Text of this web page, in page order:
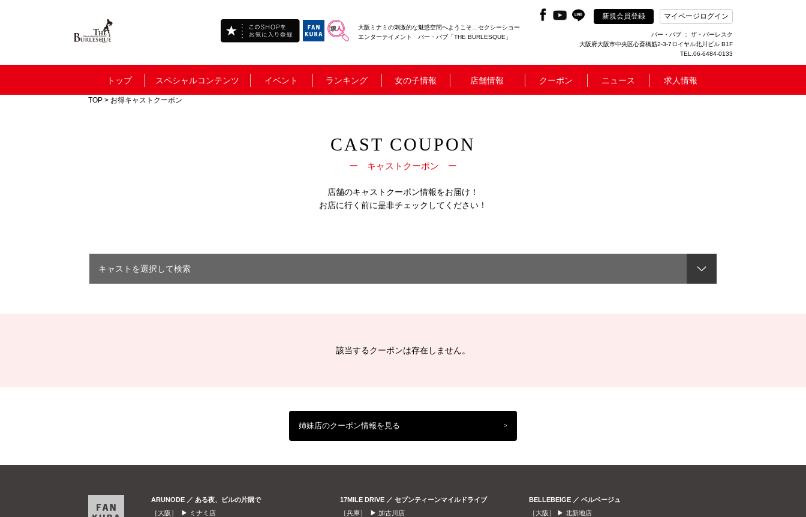
大阪ミナミの刺激的な魅惑空間へようこそ…セクシーショー
エンターテイメント バー・パブ「THE BURLESQUE」
新規会員登録 マイページログイン
バー・パブ ： ザ・バーレスク
大阪府大阪市中央区心斎橋筋2-3-7ロイヤル北川ビル B1F
TEL.06-6484-0133
トップ スペシャルコンテンツ イベント ランキング 女の子情報 店舗情報 クーポン ニュース 求人情報
TOP > お得キャストクーポン
CAST COUPON
ー キャストクーポン ー
店舗のキャストクーポン情報をお届け！
お店に行く前に是非チェックしてください！
キャストを選択して検索
該当するクーポンは存在しません。
姉妹店のクーポン情報を見る >
ARUNODE ／ ある夜、ビルの片隅で
［大阪］ ▶
ミナミ店
17MILE DRIVE ／ セブンティーンマイルドライブ
［兵庫］ ▶ 加古川店
BELLEBEIGE ／ ベルベージュ
［大阪］ ▶ 北新地店